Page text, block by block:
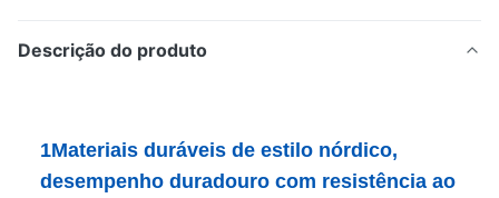
Descrição do produto
1Materiais duráveis de estilo nórdico,
desempenho duradouro com resistência ao